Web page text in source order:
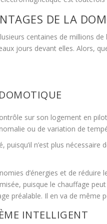
DE LA
centaines de millions
jours devant elles. Alors,
sur son logement en
ou de variation de
puisqu’il n’est plus
d’énergies et de
puisque le chauffage
préalable. Il en va de même
INTELLIGENT